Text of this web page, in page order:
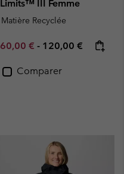
Limits™ III Femme
Matière Recyclée
Minimum sale price:
60,00 € - Maximum price:
120,00 €
Comparer